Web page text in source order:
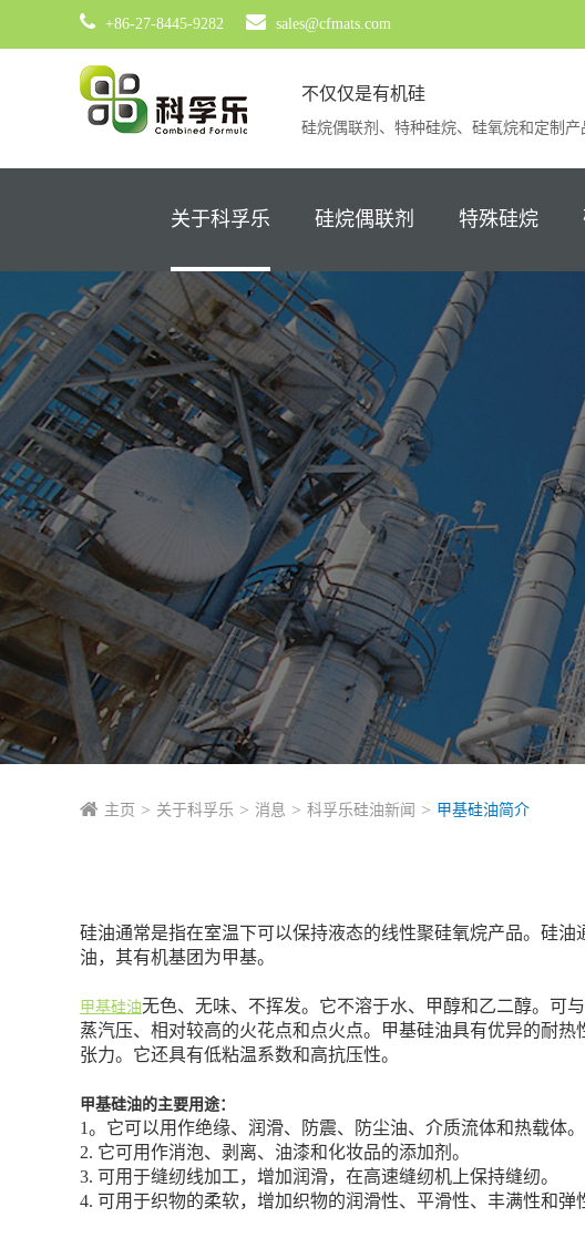
+86-27-8445-9282 sales@cfmats.com
不仅仅是有机硅
硅烷偶联剂、特种硅烷、硅氧烷和定制
关于科孚乐 硅烷偶联剂 特殊硅烷
主页 关于科孚乐 消息 科孚乐硅油新闻 甲基硅油简介
硅油通常是指在室温下可以保持液态的线性聚硅氧烷产品。硅
油，其有机基团为甲基。
甲基硅油无色、无味、不挥发。它不溶于水、甲醇和乙二醇。可
蒸汽压、相对较高的火花点和点火点。甲基硅油具有优异的耐
张力。它还具有低粘温系数和高抗压性。
甲基硅油的主要用途：
1。它可以用作绝缘、润滑、防震、防尘油、介质流体和热载体。
2. 它可用作消泡、剥离、油漆和化妆品的添加剂。
3. 可用于缝纫线加工，增加润滑，在高速缝纫机上保持缝纫。
4. 可用于织物的柔软，增加织物的润滑性、平滑性、丰满性和弹